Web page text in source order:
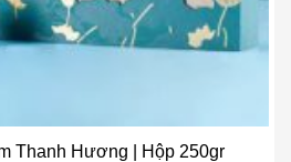
Thanh Hương | Hộp 250gr